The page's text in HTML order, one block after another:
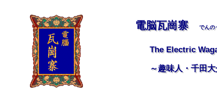
電脳瓦崗寨 でんの
The Electric
～趣味人・千田